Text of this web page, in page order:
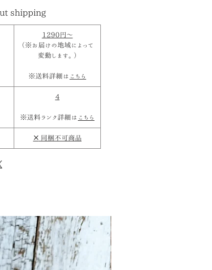
shipping
1290円～
（※お届けの地域によって
変動します。）
※送料詳細は こちら
4
※送料ランク詳細は こちら
× 同梱不可商品